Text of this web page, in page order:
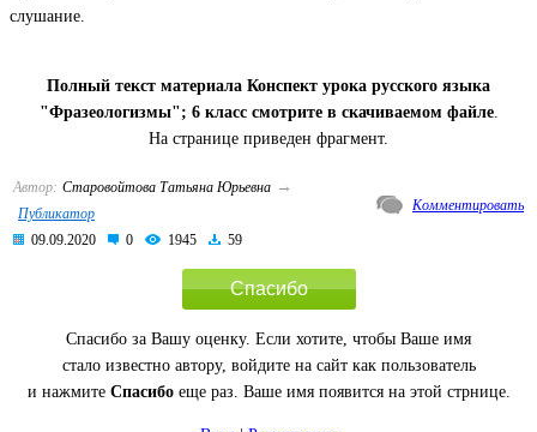
слушание.
Полный текст материала Конспект урока русского языка
"Фразеологизмы"; 6 класс смотрите в скачиваемом файле.
На странице приведен фрагмент.
Автор: Старовойтова Татьяна Юрьевна →
Публикатор
09.09.2020
0 1945 59
Комментировать
Спасибо
Спасибо за Вашу оценку. Если хотите, чтобы Ваше имя
стало известно автору, войдите на сайт как пользователь
и нажмите Спасибоеще раз. Ваше имя появится на этой стрнице.